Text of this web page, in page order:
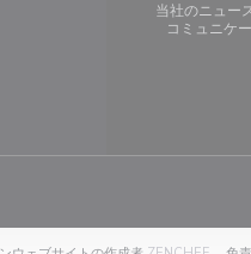
当社のニュー
コミュニケ